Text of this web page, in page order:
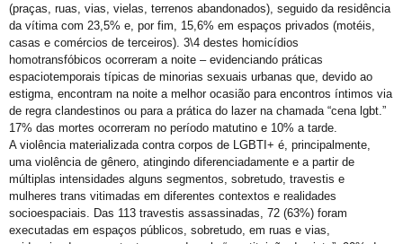
Luiz Mott Carta Capital
Mareatas II : Não foi fácil, mas foi verdade atravessar a década de 1980 vestido de branco
GGB faz pré agendamento Prep com recorte racial
Transição
Gay Pride Nova Iorque em Junho
(praças, ruas, vias, vielas, terrenos abandonados), seguido da residência
da vítima com 23,5% e, por fim, 15,6% em espaços privados (motéis,
casas e comércios de terceiros). 3\4 destes homicídios
homotransfóbicos ocorreram a noite – evidenciando práticas
espaciotemporais típicas de minorias sexuais urbanas que, devido ao
estigma, encontram na noite a melhor ocasião para encontros íntimos via
de regra clandestinos ou para a prática do lazer na chamada “cena lgbt.”
17% das mortes ocorreram no período matutino e 10% a tarde.
A violência materializada contra corpos de LGBTI+ é, principalmente,
uma violência de gênero, atingindo diferenciadamente e a partir de
múltiplas intensidades alguns segmentos, sobretudo, travestis e
mulheres trans vitimadas em diferentes contextos e realidades
socioespaciais. Das 113 travestis assassinadas, 72 (63%) foram
executadas em espaços públicos, sobretudo, em ruas e vias,